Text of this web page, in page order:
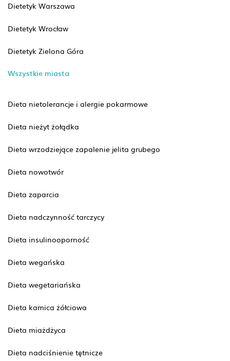
Dietetyk Warszawa
Dietetyk Wrocław
Dietetyk Zielona Góra
Wszystkie miasta
Dieta nietolerancje i alergie pokarmowe
Dieta nieżyt żołądka
Dieta wrzodziejące zapalenie jelita grubego
Dieta nowotwór
Dieta zaparcia
Dieta nadczynność tarczycy
Dieta insulinooporność
Dieta wegańska
Dieta wegetariańska
Dieta kamica żółciowa
Dieta miażdżyca
Dieta nadciśnienie tętnicze